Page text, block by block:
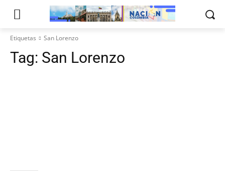
Etiquetas San Lorenzo
Tag: San Lorenzo